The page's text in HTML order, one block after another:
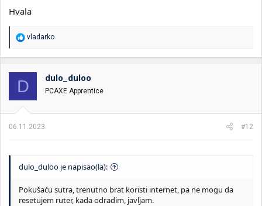
Hvala
R
a
o
v
a
n
:
vladarko
D dulo_duloo
PCAXE Apprentice
06.11.2023. #12
dulo_duloo je napisao(la):
Pokušaću sutra, trenutno brat koristi internet, pa ne mogu da
resetujem ruter, kada odradim, javljam.